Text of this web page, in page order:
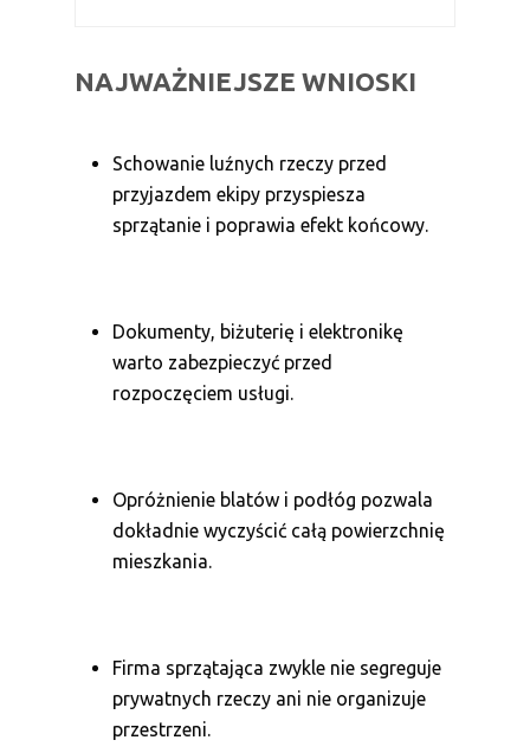
NAJWAŻNIEJSZE WNIOSKI
Schowanie luźnych rzeczy przed
przyjazdem ekipy przyspiesza
sprzątanie i poprawia efekt końcowy.
Dokumenty, biżuterię i elektronikę
warto zabezpieczyć przed
rozpoczęciem usługi.
Opróżnienie blatów i podłóg pozwala
dokładnie wyczyścić całą powierzchnię
mieszkania.
Firma sprzątająca zwykle nie segreguje
prywatnych rzeczy ani nie organizuje
przestrzeni.